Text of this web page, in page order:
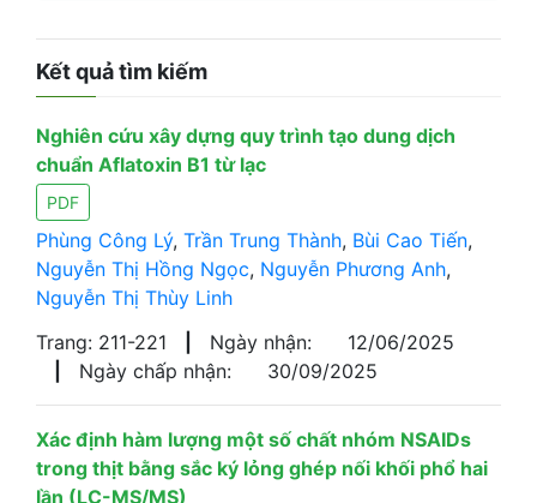
Kết quả tìm kiếm
Nghiên cứu xây dựng quy trình tạo dung dịch
chuẩn Aflatoxin B1 từ lạc
PDF
Phùng Công Lý, Trần Trung Thành, Bùi Cao Tiến,
Nguyễn Thị Hồng Ngọc, Nguyễn Phương Anh,
Nguyễn Thị Thùy Linh
Trang: 211-221
Ngày nhận:
12/06/2025
Ngày chấp nhận: 30/09/2025
Xác định hàm lượng một số chất nhóm NSAIDs
trong thịt bằng sắc ký lỏng ghép nối khối phổ hai
lần (LC-MS/MS)